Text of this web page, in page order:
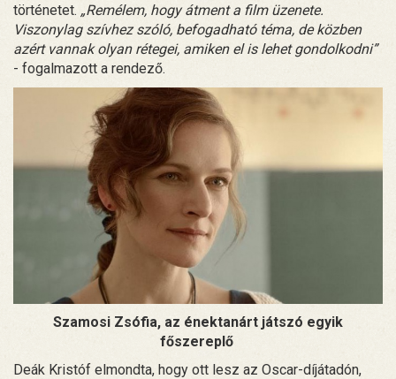
történetet. „Remélem, hogy átment a film üzenete.
Viszonylag szívhez szóló, befogadható téma, de közben
azért vannak olyan rétegei, amiken el is lehet gondolkodni”
- fogalmazott a rendező.
Szamosi Zsófia, az énektanárt játszó egyik
főszereplő
Deák Kristóf elmondta, hogy ott lesz az Oscar-díjátadón,